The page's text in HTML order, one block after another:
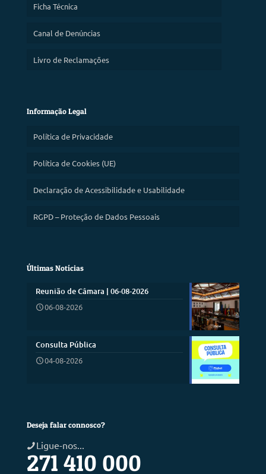
Ficha Técnica
Canal de Denúncias
Livro de Reclamações
Informação Legal
Política de Privacidade
Política de Cookies (UE)
Declaração de Acessibilidade e Usabilidade
RGPD – Proteção de Dados Pessoais
Últimas Notícias
Reunião de Câmara | 06-08-2026
06-08-2026
Consulta Pública
04-08-2026
Deseja falar connosco?
Ligue-nos...
271 410 000